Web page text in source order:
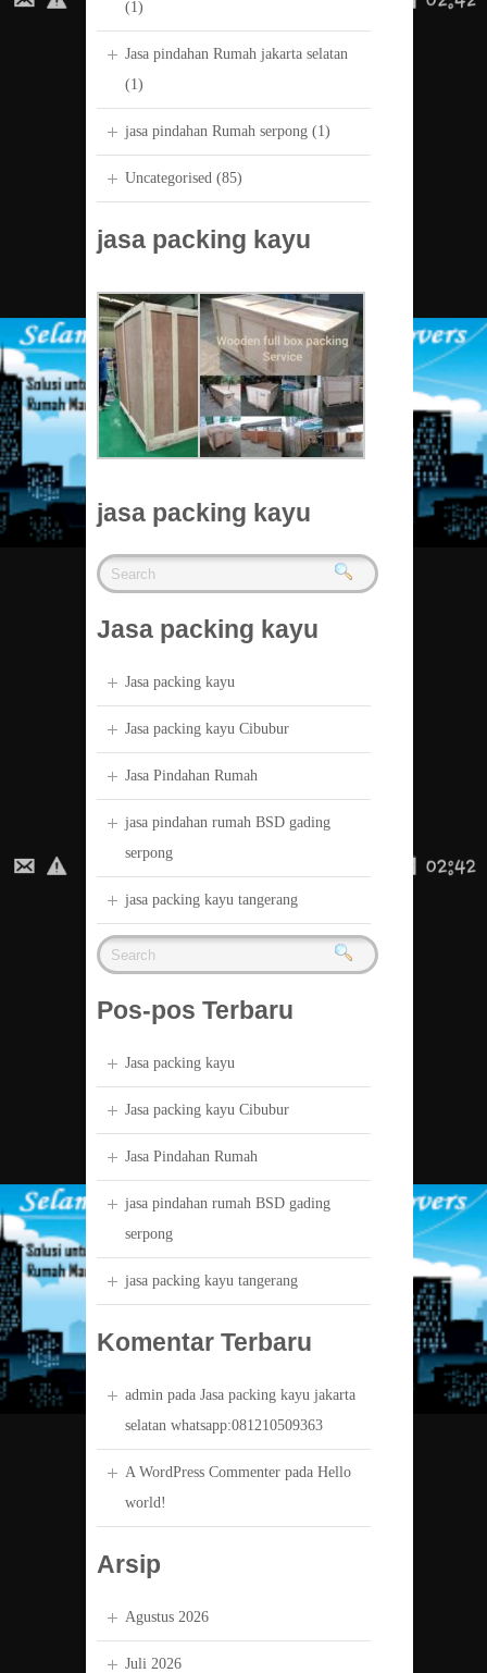
(1)
Jasa pindahan Rumah jakarta selatan
(1)
jasa pindahan Rumah serpong (1)
Uncategorised (85)
jasa packing kayu
jasa packing kayu
Jasa packing kayu
Jasa packing kayu
Jasa packing kayu Cibubur
Jasa Pindahan Rumah
jasa pindahan rumah BSD gading
serpong
jasa packing kayu tangerang
Pos-pos Terbaru
Jasa packing kayu
Jasa packing kayu Cibubur
Jasa Pindahan Rumah
jasa pindahan rumah BSD gading
serpong
jasa packing kayu tangerang
Komentar Terbaru
admin pada Jasa packing kayu jakarta
selatan whatsapp:081210509363
A WordPress Commenter pada Hello
world!
Arsip
Agustus 2026
Juli 2026